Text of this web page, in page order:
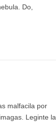
Do,
malfacila por
Leginte la